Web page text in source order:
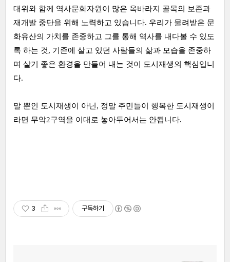
대위와 함께 역사문화자원이 많은 옥바라지 골목의 보존과
재개발 중단을 위해 노력하고 있습니다. 우리가 물려받은 문
화유산의 가치를 존중하고 그를 통해 역사를 내다볼 수 있도
록 하는 것, 기존에 살고 있던 사람들의 삶과 모습을 존중하
며 살기 좋은 환경을 만들어 내는 것이 도시재생의 핵심입니
다.
말 뿐인 도시재생이 아닌, 정말 주민들이 행복한 도시재생이
라면 무악2구역을 이대로 놓아두어서는 안됩니다.
3 구독하기